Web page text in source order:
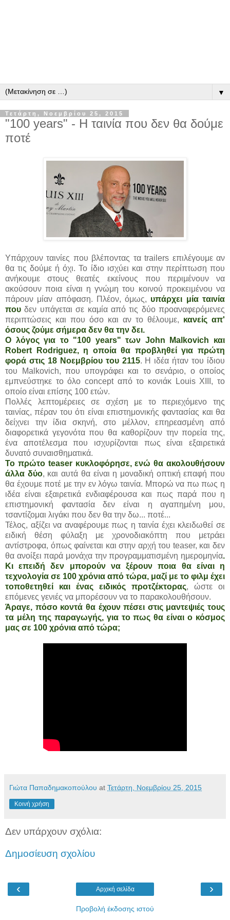
▼
Τετάρτη, Νοεμβρίου 25, 2015
"100 years" - Η ταινία που δεν θα δούμε
ποτέ
Υπάρχουν ταινίες που βλέποντας τα trailers επιλέγουμε αν
θα τις δούμε ή όχι. Το ίδιο ισχύει και στην περίπτωση που
ανήκουμε στους θεατές εκείνους που περιμένουν να
ακούσουν ποια είναι η γνώμη του κοινού προκειμένου να
πάρουν μίαν απόφαση. Πλέον, όμως, υπάρχει μία ταινία
που δεν υπάγεται σε καμία από τις δύο προαναφερόμενες
περιπτώσεις και που όσο και αν το θέλουμε, κανείς απ'
όσους ζούμε σήμερα δεν θα την δει.
Ο λόγος για το "100 years" των John Malkovich και
Robert Rodriguez, η οποία θα προβληθεί για πρώτη
φορά στις 18 Νοεμβρίου του 2115. Η ιδέα ήταν του ίδιου
του Malkovich, που υπογράφει και το σενάριο, ο οποίος
εμπνεύστηκε το όλο concept από το κονιάκ Louis XIII, το
οποίο είναι επίσης 100 ετών.
Πολλές λεπτομέρειες σε σχέση με το περιεχόμενο της
ταινίας, πέραν του ότι είναι επιστημονικής φαντασίας και θα
δείχνει την ίδια σκηνή, στο μέλλον, επηρεασμένη από
διαφορετικά γεγονότα που θα καθορίζουν την πορεία της,
ένα αποτέλεσμα που ισχυρίζονται πως είναι εξαιρετικά
δυνατό συναισθηματικά.
Το πρώτο teaser κυκλοφόρησε, ενώ θα ακολουθήσουν
άλλα δύο, και αυτά θα είναι η μοναδική οπτική επαφή που
θα έχουμε ποτέ με την εν λόγω ταινία. Μπορώ να πω πως η
ιδέα είναι εξαιρετικά ενδιαφέρουσα και πως παρά που η
επιστημονική φαντασία δεν είναι η αγαπημένη μου,
τσαντίζομαι λιγάκι που δεν θα την δω... ποτέ...
Τέλος, αξίζει να αναφέρουμε πως η ταινία έχει κλειδωθεί σε
ειδική θέση φύλαξη με χρονοδιακόπτη που μετράει
αντίστροφα, όπως φαίνεται και στην αρχή του teaser, και δεν
θα ανοίξει παρά μονάχα την προγραμματισμένη ημερομηνία.
Κι επειδή δεν μπορούν να ξέρουν ποια θα είναι η
τεχνολογία σε 100 χρόνια από τώρα, μαζί με το φιλμ έχει
τοποθετηθεί και ένας ειδικός προτζέκτορας, ώστε οι
επόμενες γενιές να μπορέσουν να το παρακολουθήσουν.
Άραγε, πόσο κοντά θα έχουν πέσει στις μαντεψιές τους
τα μέλη της παραγωγής, για το πως θα είναι ο κόσμος
μας σε 100 χρόνια από τώρα;
Γιώτα Παπαδημακοπούλου at Τετάρτη, Νοεμβρίου 25, 2015
Κοινή χρήση
Δεν υπάρχουν σχόλια:
Δημοσίευση σχολίου
‹ ›
Αρχική σελίδα
Προβολή έκδοσης ιστού